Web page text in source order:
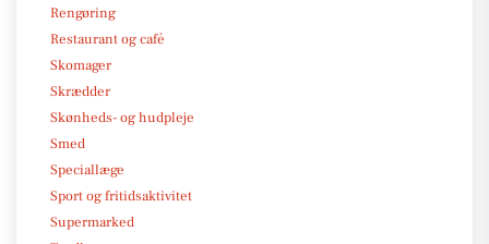
Rengøring
Restaurant og café
Skomager
Skrædder
Skønheds- og hudpleje
Smed
Speciallæge
Sport og fritidsaktivitet
Supermarked